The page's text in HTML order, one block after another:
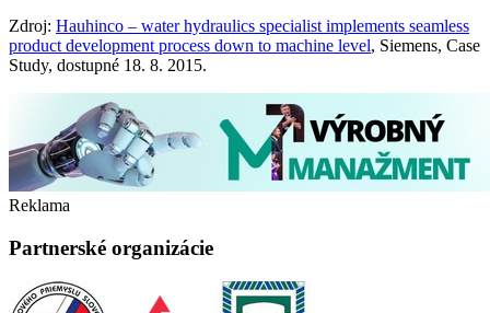
Zdroj: Hauhinco – water hydraulics specialist implements seamless
product development process down to machine level, Siemens, Case
Study, dostupné 18. 8. 2015.
Reklama
Partnerské organizácie